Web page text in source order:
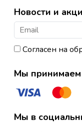
Новости и
Согласен на
Мы принимаем
Мы в